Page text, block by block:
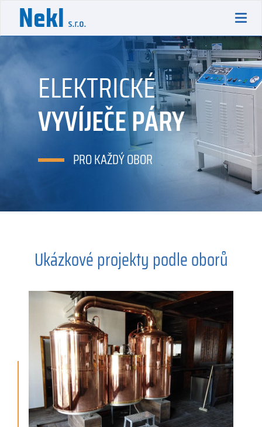
ELEKTRICKÉ
VYVÍJEČE PÁRY
PRO KAŽDÝ OBOR
Ukázkové projekty podle oborů